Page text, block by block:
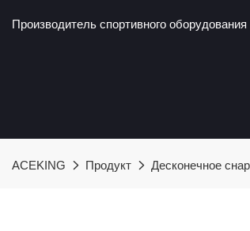
Производитель спортивного
ACEKING Продукт Десконечное